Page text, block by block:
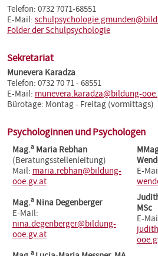
Telefon: 0732 7071-68551
E-Mail:
Folder der Schulpsychologie
Sekretariat
Munevera Karadza
Telefon: 0732 70 71 - 68551
E-Mail: munevera.karadza@bildung-
Bürotage: Montag - Freitag (vormittags)
Psychologinnen und Psychologen
Mag.aMaria Rebhan
(Beratungsstellenleitung)
Mail: maria.rebhan@bildung-
ooe.gv.at
E-
Mag.aNina Degenberger
E-Mail:
nina.degenberger@bildung-
ooe.gv.at
MSc
E-
a